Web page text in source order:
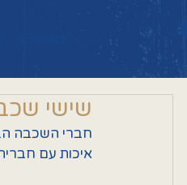
שישי
חברי השכבה
איכות עם